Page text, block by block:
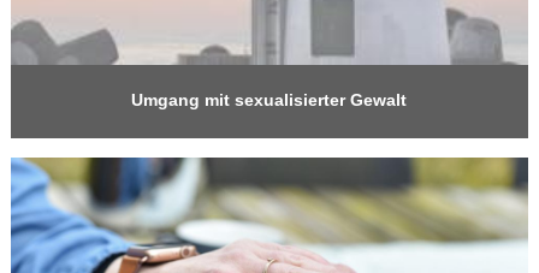
Umgang mit sexualisierter Gewalt